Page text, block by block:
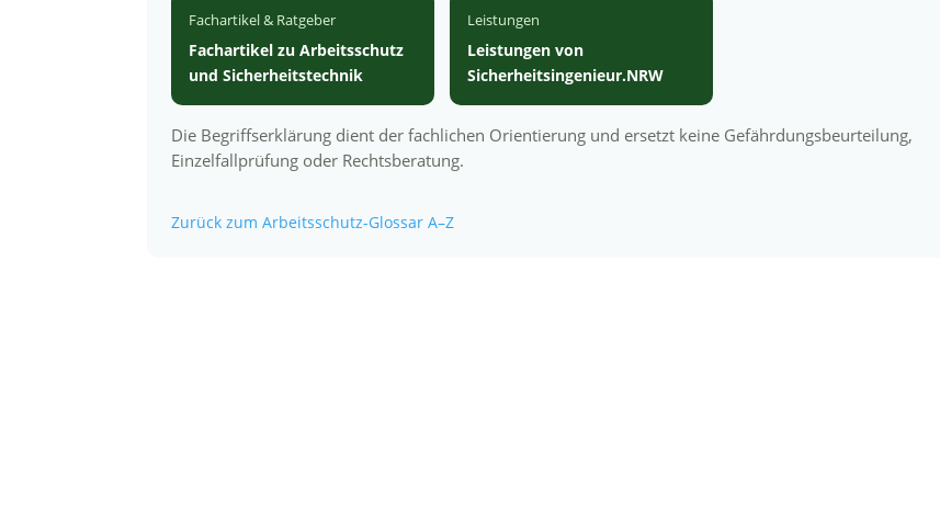
Fachartikel & Ratgeber
Fachartikel zu Arbeitsschutz
und Sicherheitstechnik
Leistungen
Leistungen von
Sicherheitsingenieur.NRW
Die Begriffserklärung dient der fachlichen Orientierung und ersetzt keine Gefährdungsbeurteilung,
Einzelfallprüfung oder Rechtsberatung.
Zurück zum Arbeitsschutz-Glossar A–Z